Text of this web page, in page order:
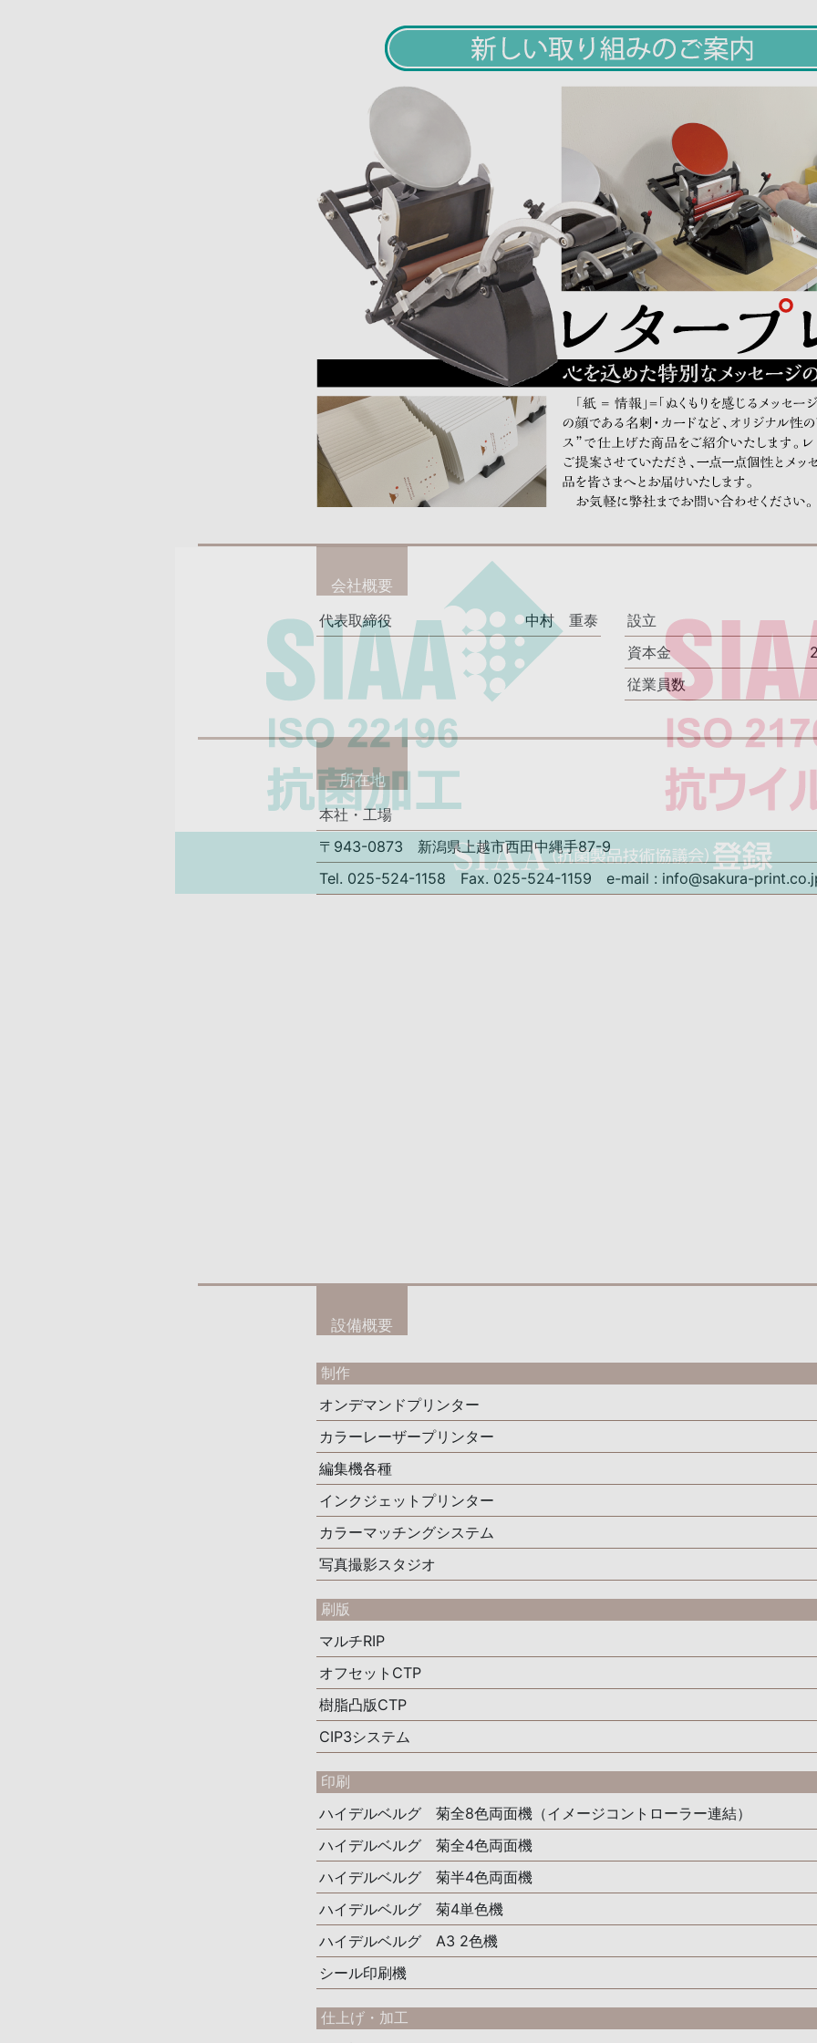
会社概要
代表取締役 中村 重泰
設立
資本金
従業員数
所在地
本社・工場
〒943-0873 新潟県上越市西田中縄手87-9
Tel. 025-524-1158 Fax. 025-524-1159 e-mail : info@sakura-
設備概要
制作
オンデマンドプリンター
カラーレーザープリンター
編集機各種
インクジェットプリンター
カラーマッチングシステム
写真撮影スタジオ
刷版
マルチRIP
オフセットCTP
樹脂凸版CTP
CIP3システム
印刷
ハイデルベルグ 菊全8色両面機（イメージコントローラー連結）
ハイデルベルグ 菊全4色両面機
ハイデルベルグ 菊半4色両面機
ハイデルベルグ 菊4単色機
ハイデルベルグ A3 2色機
シール印刷機
仕上げ・加工